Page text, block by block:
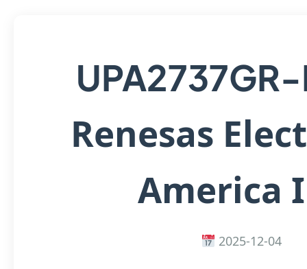
Renesas
America
2025-12-04